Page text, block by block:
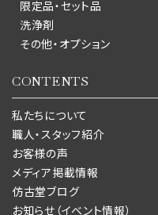
限定品・セット品
洗浄剤
その他・オプション
CONTENTS
私たちについて
職人・スタッフ紹介
お客様の声
メディア掲載情報
仿古堂ブログ
お知らせ（イベント情報）